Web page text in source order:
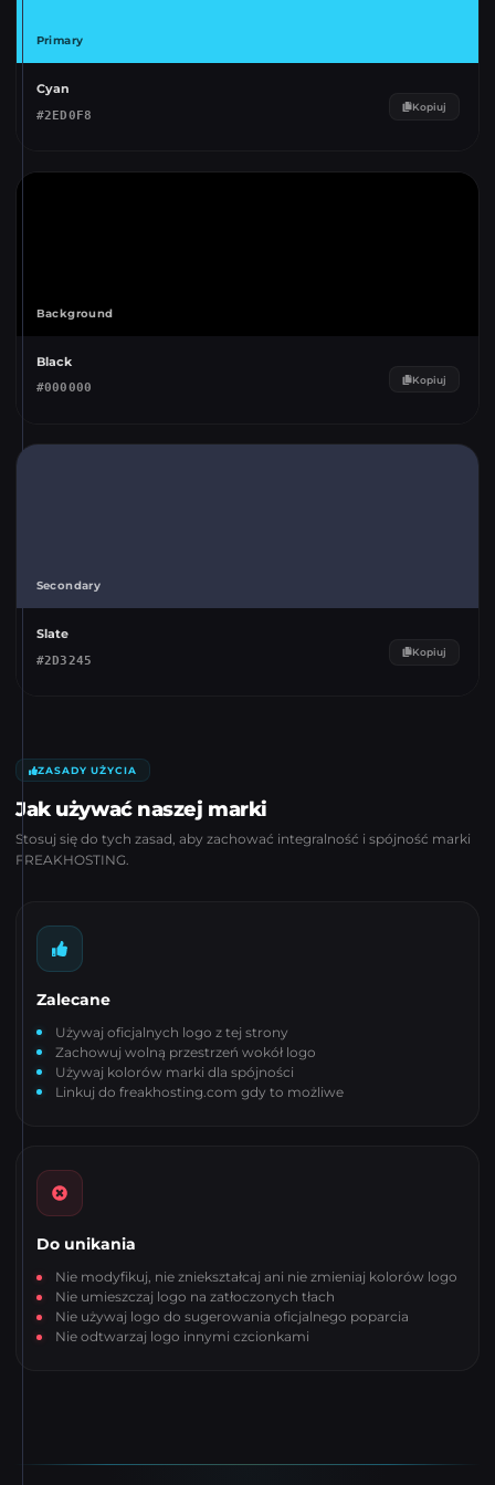
Primary
Cyan
#2ED0F8
Kopiuj
Background
Black
#000000
Kopiuj
Secondary
Slate
#2D3245
Kopiuj
ZASADY UŻYCIA
Jak używać naszej marki
Stosuj się do tych zasad, aby zachować integralność i spójność marki
FREAKHOSTING.
Zalecane
Używaj oficjalnych logo z tej strony
Zachowuj wolną przestrzeń wokół logo
Używaj kolorów marki dla spójności
Linkuj do freakhosting.com gdy to możliwe
Do unikania
Nie modyfikuj, nie zniekształcaj ani nie zmieniaj kolorów logo
Nie umieszczaj logo na zatłoczonych tłach
Nie używaj logo do sugerowania oficjalnego poparcia
Nie odtwarzaj logo innymi czcionkami